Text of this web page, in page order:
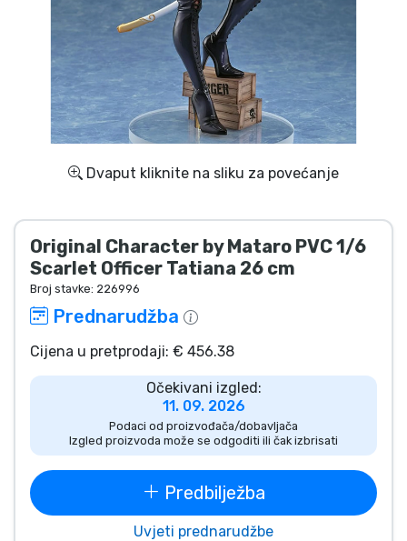
Dvaput kliknite na sliku za povećanje
Original Character by Mataro PVC 1/6
Scarlet Officer Tatiana 26 cm
Broj stavke: 226996
Prednarudžba
Cijena u pretprodaji: € 456.38
Očekivani izgled:
11. 09. 2026
Podaci od proizvođača/dobavljača
Izgled proizvoda može se odgoditi ili čak izbrisati
Predbilježba
Uvjeti prednarudžbe
Dostava i plaćanje
TV serija proizvodi
Film proizvodi
Crtani proizvodi
Anime proizvodi
Gamer proizvodi
Sportski proizvodi
Vrste proizvoda
Marke